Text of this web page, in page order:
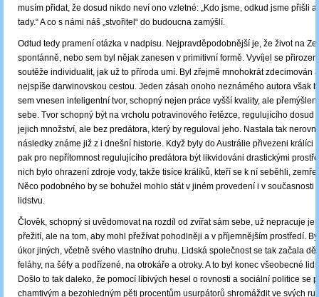
musím přidat, že dosud nikdo neví ono vzletné: „Kdo jsme, odkud jsme přišli
tady.“ A co s námi náš „stvořitel“ do budoucna zamýšlí.
Odtud tedy pramení otázka v nadpisu. Nejpravděpodobnější je, že život na
spontánně, nebo sem byl nějak zanesen v primitivní formě. Vyvíjel se
soutěže individualit, jak už to příroda umí. Byl zřejmě mnohokrát zdecimován
nejspíše darwinovskou cestou. Jeden zásah onoho neznámého autora však
sem vnesen inteligentní tvor, schopný nejen práce vyšší kvality, ale
sebe. Tvor schopný být na vrcholu potravinového řetězce, regulujícího dosud
jejich množství, ale bez predátora, který by reguloval jeho. Nastala tak
následky známe již z i dnešní historie. Když byly do Austrálie přivezeni králíci
pak pro nepřítomnost regulujícího predátora být likvidováni drastickými
nich bylo ohrazení zdroje vody, takže tisíce králíků, kteří se k ní seběhli,
Něco podobného by se bohužel mohlo stát v jiném provedení i v současnosti
lidstvu.
Člověk, schopný si uvědomovat na rozdíl od zvířat sám sebe, už nepracuje
přežití, ale na tom, aby mohl přežívat pohodlněji a v příjemnějším prostředí.
úkor jiných, včetně svého vlastního druhu. Lidská společnost se tak začala
feláhy, na šéfy a podřízené, na otrokáře a otroky. A to byl konec všeobecné
Došlo to tak daleko, že pomocí líbivých hesel o rovnosti a sociální politice se
chamtivým a bezohledným pěti procentům usurpátorů shromáždit ve svých